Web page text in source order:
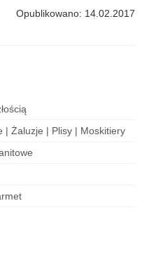
Opublikowano: 14.02.2017
| Żaluzje | Plisy | Moskitiery